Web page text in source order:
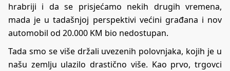
hrabriji i da se prisjećamo nekih drugih vremena,
mada je u tadašnjoj perspektivi većini građana i nov
automobil od 20.000 KM bio nedostupan.
Tada smo se više držali uvezenih polovnjaka, kojih je u
našu zemlju ulazilo drastično više. Kao prvo, trgovci